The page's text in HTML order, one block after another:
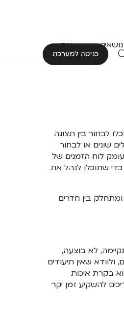
כניסה למערכת
נושאים עוד
לבחור בין תצוגה
שונים או לבחור
לוח הזמנים של
שתוכלו לנהל את
בין חדרים
לא בוצעה,
שאין תיעודים
בקרת איכות
להשקיע זמן יקר